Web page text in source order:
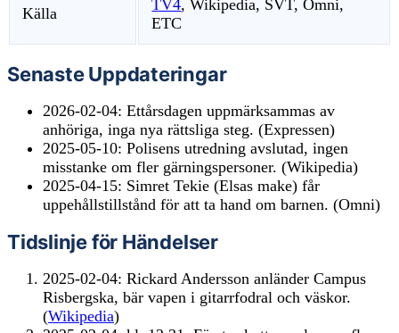
Källa TV4, Wikipedia, SVT, Omni,
ETC
Senaste Uppdateringar
2026-02-04: Ettårsdagen uppmärksammas av
anhöriga, inga nya rättsliga steg. (Expressen)
2025-05-10: Polisens utredning avslutad, ingen
misstanke om fler gärningspersoner. (Wikipedia)
2025-04-15: Simret Tekie (Elsas make) får
uppehållstillstånd för att ta hand om barnen. (Omni)
Tidslinje för Händelser
2025-02-04: Rickard Andersson anländer Campus
Risbergska, bär vapen i gitarrfodral och väskor.
(Wikipedia)